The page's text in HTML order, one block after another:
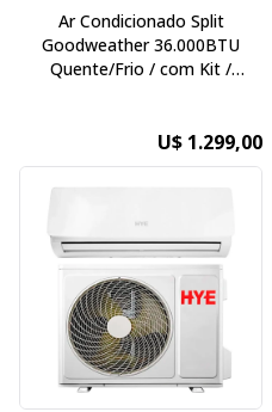
Ar Condicionado Split
Goodweather 36.000BTU
Quente/Frio / com Kit /
U$ 1.299,00